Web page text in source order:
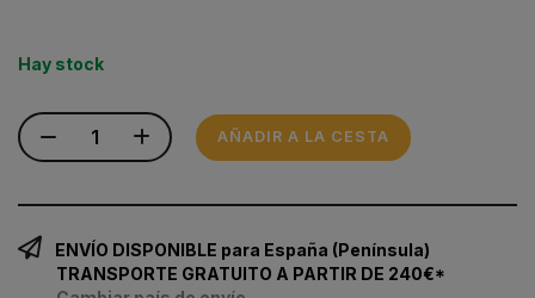
Hay stock
AÑADIR A LA CESTA
ENVÍO DISPONIBLE para España (Península)
TRANSPORTE GRATUITO A PARTIR DE 240€*